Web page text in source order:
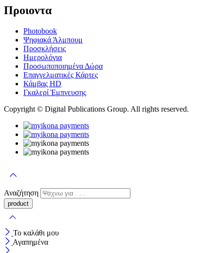
Προιοντα
Photobook
Ψηφιακά Άλμπουμ
Προσκλήσεις
Ημερολόγια
Προσωποποιημένα Δώρα
Επαγγελματικές Κάρτες
Κάμβας HD
Γκαλερί Έμπνευσης
Copyright © Digital Publications Group. All rights reserved.
Αναζήτηση
Το καλάθι μου
Αγαπημένα